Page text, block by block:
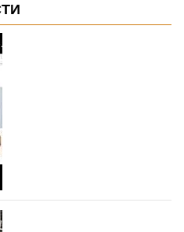
- новый раздел и